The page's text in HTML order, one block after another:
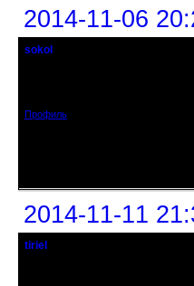
2014-11-06
sokol
Профиль
2014-11-11
tiriel